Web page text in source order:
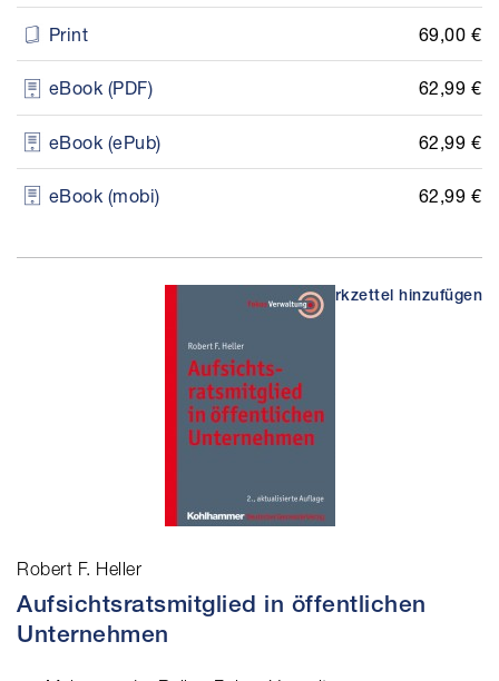
Print 69,00 €
eBook (PDF) 62,99 €
eBook (ePub) 62,99 €
eBook (mobi) 62,99 €
Robert F. Heller
Aufsichtsratsmitglied in öffentlichen
Unternehmen